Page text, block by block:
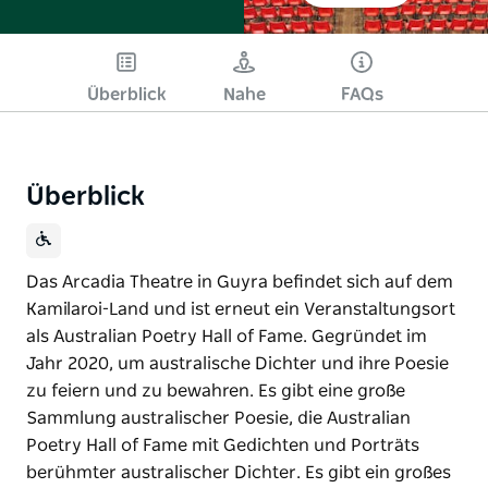
Überblick Nahe FAQs
Überblick
Das Arcadia Theatre in Guyra befindet sich auf dem
Kamilaroi-Land und ist erneut ein Veranstaltungsort
als Australian Poetry Hall of Fame. Gegründet im
Jahr 2020, um australische Dichter und ihre Poesie
zu feiern und zu bewahren. Es gibt eine große
Sammlung australischer Poesie, die Australian
Poetry Hall of Fame mit Gedichten und Porträts
berühmter australischer Dichter. Es gibt ein großes